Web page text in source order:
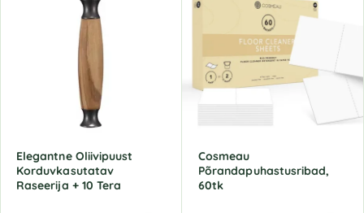
Elegantne Oliivipuust
Korduvkasutatav
Raseerija + 10 Tera
Cosmeau
Põrandapuhastusribad,
60tk